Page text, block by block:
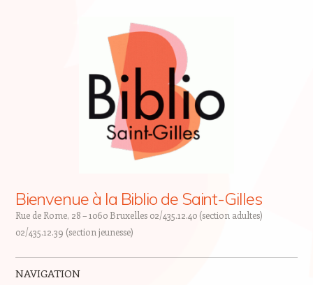
Bienvenue à la Biblio de Saint-Gilles
Rue de Rome, 28 – 1060 Bruxelles 02/435.12.40 (section adultes)
02/435.12.39 (section jeunesse)
NAVIGATION